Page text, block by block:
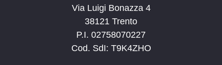
Via Luigi Bonazza 4
38121 Trento
P.I. 02758070227
Cod. SdI: T9K4ZHO